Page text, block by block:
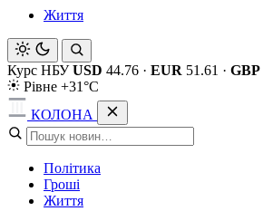
Життя
Курс НБУ USD 44.76 · EUR 51.61 · GBP
Рівне +31°C
КОЛОНА
Політика
Гроші
Життя